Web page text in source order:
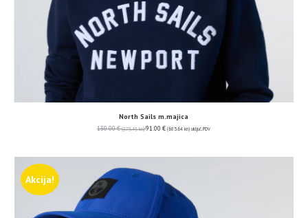
North Sails m.majica
130.00€ (979.49 kn) 91.00 € (685.64 kn) uključ. PDV
Akcija!